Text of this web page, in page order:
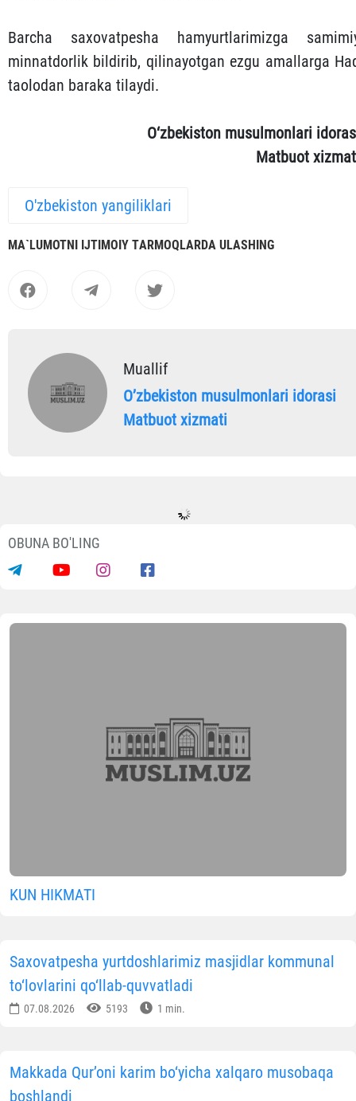
Barcha saxovatpesha hamyurtlarimizga
minnatdorlik bildirib, qilinayotgan ezgu amallarga
taolodan baraka tilaydi.
O‘zbekiston musulmonlari
Matbuot
O'zbekiston yangiliklari
MА`LUMOTNI IJTIMOIY TАRMOQLАRDА ULАSHING
Muallif
Oʼzbekiston musulmonlari idorasi
Matbuot xizmati
OBUNA BO'LING
KUN HIKMATI
Saxovatpesha yurtdoshlarimiz masjidlar kommunal
to‘lovlarini qo‘llab-quvvatladi
07.08.2026 5193 1 min.
Makkada Qur’oni karim bo‘yicha xalqaro musobaqa
boshlandi